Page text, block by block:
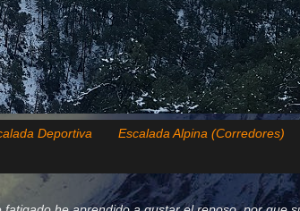
Deportiva Escalada Alpina (Corredores)